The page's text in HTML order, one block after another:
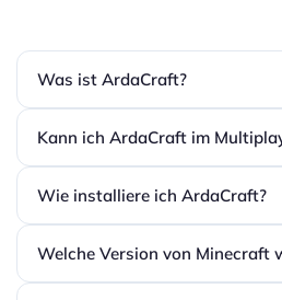
Was ist ArdaCraft?
Kann ich ArdaCraft im
Wie installiere ich ArdaCraft?
Welche Version von Minecraft